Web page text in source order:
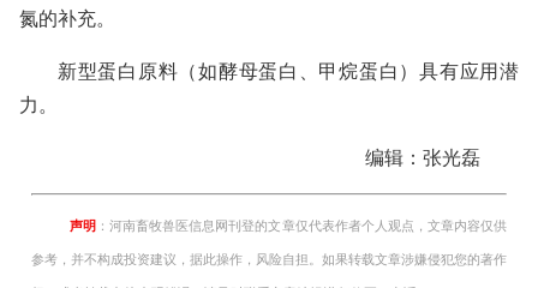
氮的补充。
新型蛋白原料（如酵母蛋白、甲烷蛋白）具有应用潜
力。
编辑：张光磊
声明 ：河南畜牧兽医信息网刊登的文章仅代表作者个人观点，文章内容仅供
参考，并不构成投资建议，据此操作，风险自担。如果转载文章涉嫌侵犯您的著作